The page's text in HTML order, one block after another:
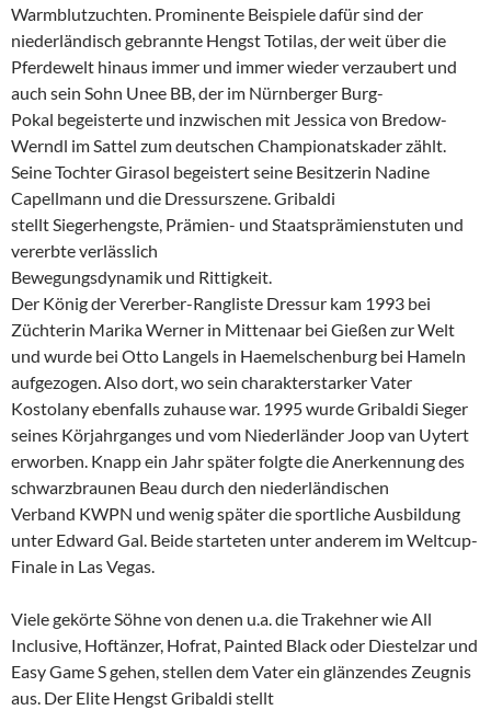
Warmblutzuchten. Prominente Beispiele dafür sind der
niederländisch gebrannte Hengst Totilas, der weit über die
Pferdewelt hinaus immer und immer wieder verzaubert und
auch sein Sohn Unee BB, der im Nürnberger Burg-
Pokal begeisterte und inzwischen mit Jessica von Bredow-
Werndl im Sattel zum deutschen Championatskader zählt.
Seine Tochter Girasol begeistert seine Besitzerin Nadine
Capellmann und die Dressurszene. Gribaldi
stellt Siegerhengste, Prämien- und Staatsprämienstuten und
vererbte verlässlich
Bewegungsdynamik und Rittigkeit.
Der König der Vererber-Rangliste Dressur kam 1993 bei
Züchterin Marika Werner in Mittenaar bei Gießen zur Welt
und wurde bei Otto Langels in Haemelschenburg bei Hameln
aufgezogen. Also dort, wo sein charakterstarker Vater
Kostolany ebenfalls zuhause war. 1995 wurde Gribaldi Sieger
seines Körjahrganges und vom Niederländer Joop van Uytert
erworben. Knapp ein Jahr später folgte die Anerkennung des
schwarzbraunen Beau durch den niederländischen
Verband KWPN und wenig später die sportliche Ausbildung
unter Edward Gal. Beide starteten unter anderem im Weltcup-
Finale in Las Vegas.
Viele gekörte Söhne von denen u.a. die Trakehner wie All
Inclusive, Hoftänzer, Hofrat, Painted Black oder Diestelzar und
Easy Game S gehen, stellen dem Vater ein glänzendes Zeugnis
aus. Der Elite Hengst Gribaldi stellt